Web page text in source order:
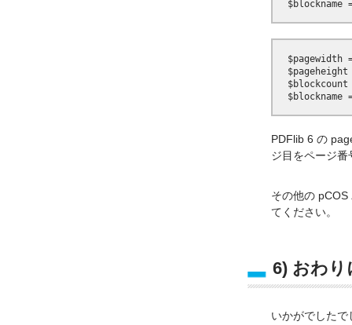
$pagewidth
$pageheight
$blockcount
PDFlib 6 の
ジ目をページ
その他の
てください。
6) おわり
いかがでした